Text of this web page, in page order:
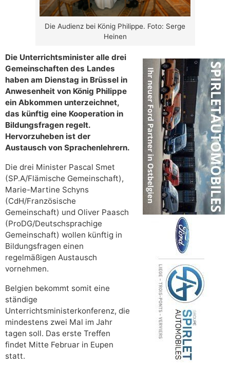
Die Audienz bei König Philippe. Foto: Serge
Heinen
Die Unterrichtsminister alle drei
Gemeinschaften des Landes
haben am Dienstag in Brüssel in
Anwesenheit von König Philippe
ein Abkommen unterzeichnet,
das künftig eine Kooperation in
Bildungsfragen regelt.
Hervorzuheben ist der
Austausch von Sprachenlehrern.
Die drei Minister Pascal Smet
(SP.A/Flämische Gemeinschaft),
Marie-Martine Schyns
(CdH/Französische
Gemeinschaft) und Oliver Paasch
(ProDG/Deutschsprachige
Gemeinschaft) wollen künftig in
Bildungsfragen einen
regelmäßigen Austausch
vornehmen.
Belgien bekommt somit eine
ständige
Unterrichtsministerkonferenz, die
mindestens zwei Mal im Jahr
tagen soll. Das erste Treffen
findet Mitte Februar in Eupen
statt.